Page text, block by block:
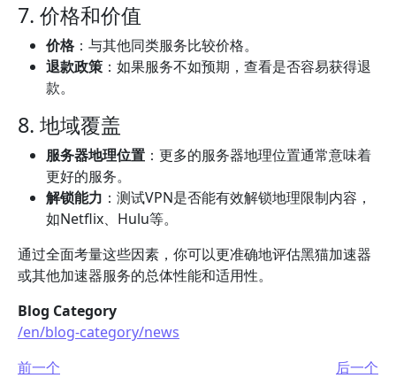
7. 价格和价值
价格 ：与其他同类服务比较价格。
退款政策 ：如果服务不如预期，查看是否容易获得退
款。
8. 地域覆盖
服务器地理位置 ：更多的服务器地理位置通常意味着
更好的服务。
解锁能力 ：测试VPN是否能有效解锁地理限制内容，
如Netflix、Hulu等。
通过全面考量这些因素，你可以更准确地评估黑猫加速器
或其他加速器服务的总体性能和适用性。
Blog Category
/en/blog-category/news
前一个
后一个